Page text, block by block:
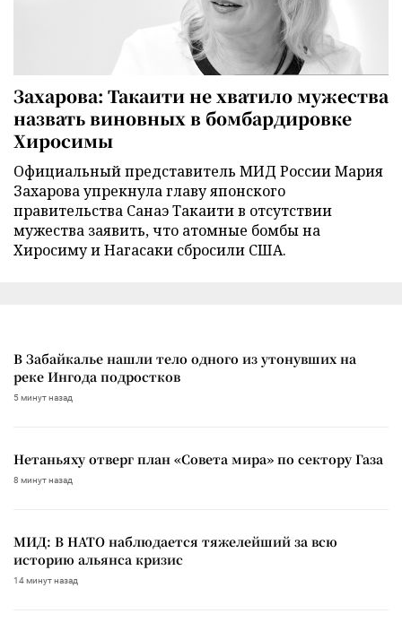
Захарова: Такаити не хватило мужества
назвать виновных в бомбардировке
Хиросимы
Официальный представитель МИД России Мария
Захарова упрекнула главу японского
правительства Санаэ Такаити в отсутствии
мужества заявить, что атомные бомбы на
Хиросиму и Нагасаки сбросили США.
В Забайкалье нашли тело одного из утонувших на
реке Ингода подростков
5 минут назад
Нетаньяху отверг план «Совета мира» по сектору Газа
8 минут назад
МИД: В НАТО наблюдается тяжелейший за всю
историю альянса кризис
14 минут назад